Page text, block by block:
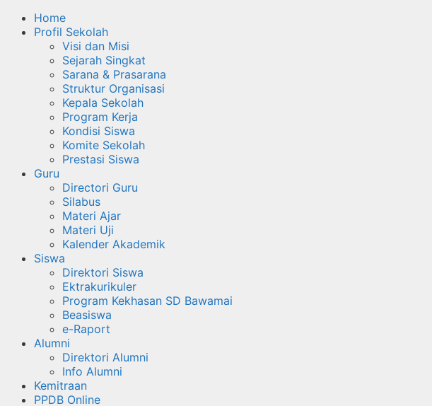
Home
Profil Sekolah
Visi dan Misi
Sejarah Singkat
Sarana & Prasarana
Struktur Organisasi
Kepala Sekolah
Program Kerja
Kondisi Siswa
Komite Sekolah
Prestasi Siswa
Guru
Directori Guru
Silabus
Materi Ajar
Materi Uji
Kalender Akademik
Siswa
Direktori Siswa
Ektrakurikuler
Program Kekhasan SD Bawamai
Beasiswa
e-Raport
Alumni
Direktori Alumni
Info Alumni
Kemitraan
PPDB Online